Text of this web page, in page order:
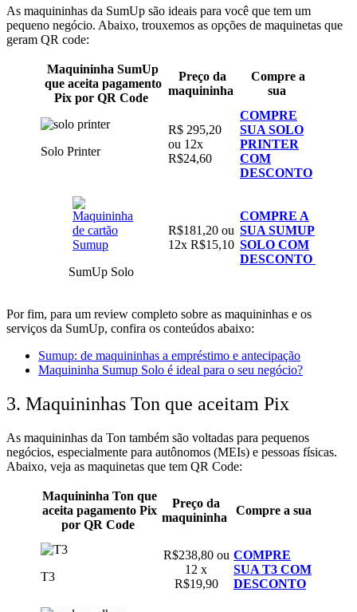
As maquininhas da SumUp são ideais para você que tem um
pequeno negócio. Abaixo, trouxemos as opções de maquinetas que
geram QR code:
Maquininha SumUp
que aceita pagamento
Pix por QR Code
Preço da
maquininha
Compre a
sua
Solo Printer
R$ 295,20
ou 12x
R$24,60
COMPRE
SUA SOLO
PRINTER
COM
DESCONTO
SumUp Solo
R$181,20 ou
12x R$15,10
COMPRE A
SUA SUMUP
SOLO COM
DESCONTO
Por fim, para um review completo sobre as maquininhas e os
serviços da SumUp, confira os conteúdos abaixo:
Sumup: de maquininhas a empréstimo e antecipação
Maquininha Sumup Solo é ideal para o seu negócio?
3. Maquininhas Ton que aceitam Pix
As maquininhas da Ton também são voltadas para pequenos
negócios, especialmente para autônomos (MEIs) e pessoas físicas.
Abaixo, veja as maquinetas que tem QR Code:
Maquininha Ton que
aceita pagamento Pix
por QR Code
Preço da
maquininha
Compre a sua
T3
R$238,80 ou
12 x
R$19,90
COMPRE
SUA T3 COM
DESCONTO